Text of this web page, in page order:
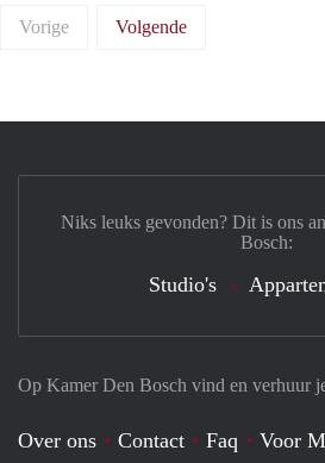
Vorige Volgende
Op Kamer Den Bosch vind en verhuur
Over ons Contact Faq Voor
Niks leuks gevonden? Dit is ons
Bosch:
Studio's